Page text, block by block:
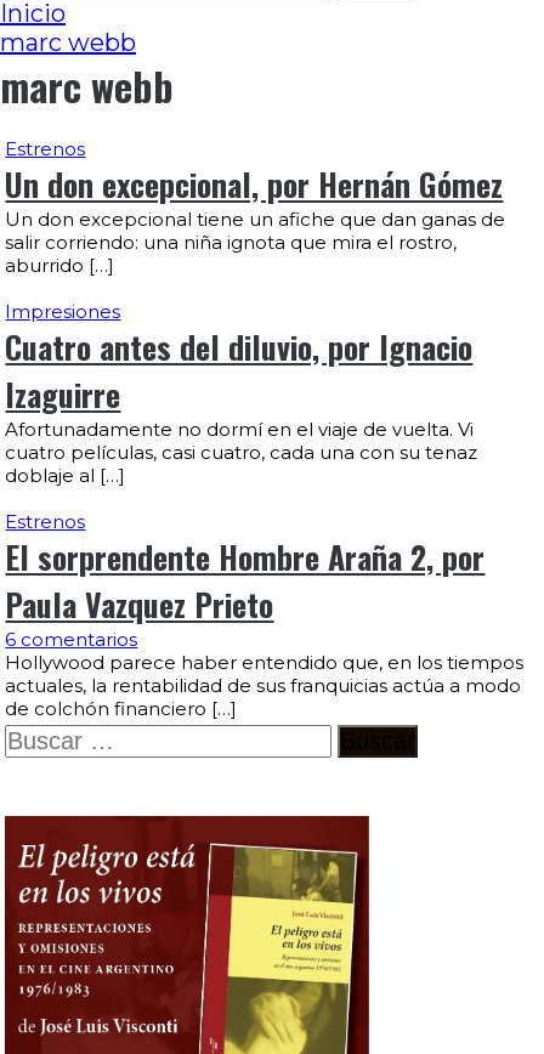
al
contenido
Inicio
marc webb
marc webb
Estrenos
Un don excepcional, por Hernán Gómez
Un don excepcional tiene un afiche que dan ganas de
salir corriendo: una niña ignota que mira el rostro,
aburrido […]
Impresiones
Cuatro antes del diluvio, por Ignacio
Izaguirre
Afortunadamente no dormí en el viaje de vuelta. Vi
cuatro películas, casi cuatro, cada una con su tenaz
doblaje al […]
Estrenos
El sorprendente Hombre Araña 2, por
Paula Vazquez Prieto
6 comentarios
Hollywood parece haber entendido que, en los tiempos
actuales, la rentabilidad de sus franquicias actúa a modo
de colchón financiero […]
Buscar: